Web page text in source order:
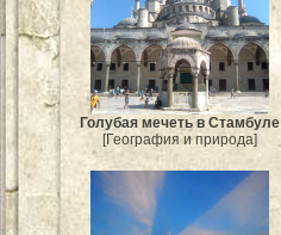
Голубая мечеть в Стамбуле
[География и природа]